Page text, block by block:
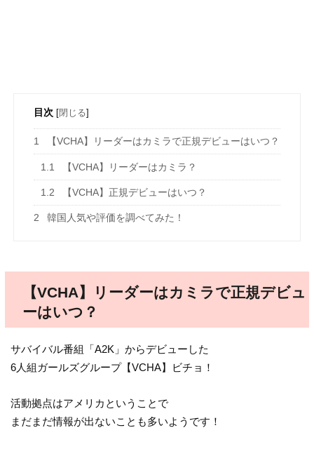
目次 [閉じる]
1 【VCHA】リーダーはカミラで正規デビューはいつ？
1.1 【VCHA】リーダーはカミラ？
1.2 【VCHA】正規デビューはいつ？
2 韓国人気や評価を調べてみた！
【VCHA】リーダーはカミラで正規デビュ
ーはいつ？
サバイバル番組「A2K」からデビューした
6人組ガールズグループ【VCHA】ビチョ！
活動拠点はアメリカということで
まだまだ情報が出ないことも多いようです！